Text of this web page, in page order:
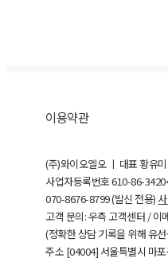
이용약관
(주)와이오엘오 ㅣ 대표 황유미
사업자등록번호610-86-
070-8676-8799 (발신 전용)
고객 문의: 우측 고객센터 / 이
(정확한 상담 기록을 위해 유
주소 [04004] 서울특별시 마